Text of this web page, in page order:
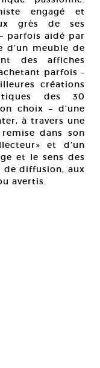
engagé et
grès de ses
parfois aidé par
d’un meuble de
des affiches
parfois –
créations
des 30
choix – d’une
à travers une
dans son
et d’un
et le sens des
de diffusion, aux
avertis.